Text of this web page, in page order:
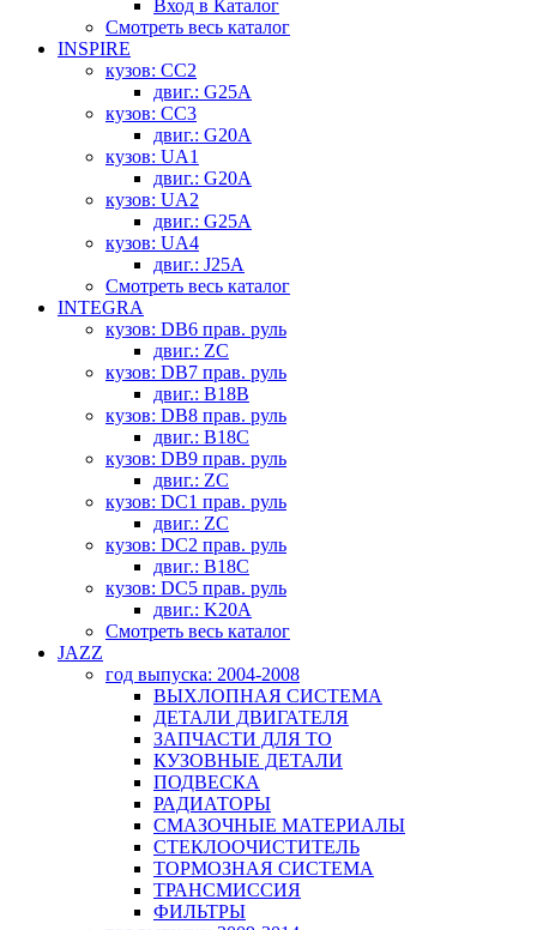
Вход в Каталог
Смотреть весь каталог
INSPIRE
кузов: CC2
двиг.: G25A
кузов: CC3
двиг.: G20A
кузов: UA1
двиг.: G20A
кузов: UA2
двиг.: G25A
кузов: UA4
двиг.: J25A
Смотреть весь каталог
INTEGRA
кузов: DB6 прав. руль
двиг.: ZC
кузов: DB7 прав. руль
двиг.: B18B
кузов: DB8 прав. руль
двиг.: B18C
кузов: DB9 прав. руль
двиг.: ZC
кузов: DC1 прав. руль
двиг.: ZC
кузов: DC2 прав. руль
двиг.: B18C
кузов: DC5 прав. руль
двиг.: K20A
Смотреть весь каталог
JAZZ
год выпуска: 2004-2008
ВЫХЛОПНАЯ СИСТЕМА
ДЕТАЛИ ДВИГАТЕЛЯ
ЗАПЧАСТИ ДЛЯ ТО
КУЗОВНЫЕ ДЕТАЛИ
ПОДВЕСКА
РАДИАТОРЫ
СМАЗОЧНЫЕ МАТЕРИАЛЫ
СТЕКЛООЧИСТИТЕЛЬ
ТОРМОЗНАЯ СИСТЕМА
ТРАНСМИССИЯ
ФИЛЬТРЫ